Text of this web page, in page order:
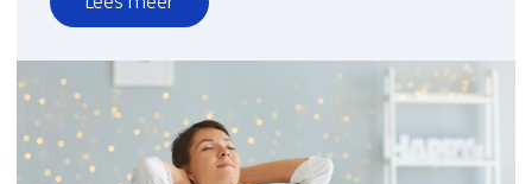
over
TNO-
onderzoek:
steeds
meer
Nederlanders